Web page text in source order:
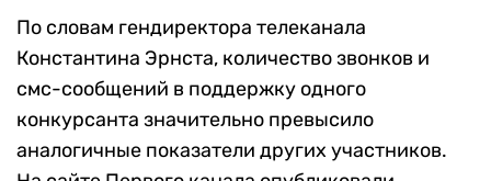
По словам гендиректора телеканала
Константина Эрнста, количество звонков и
смс-сообщений в поддержку одного
конкурсанта значительно превысило
аналогичные показатели других участников.